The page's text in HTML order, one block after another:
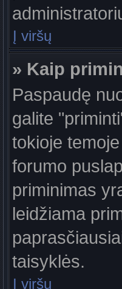
Į viršų
» Kaip
Paspaudę
galite
tokioje
forumo
priminimas
leidžiama
taisyklės.
Į viršų